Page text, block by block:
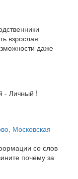
взрослая
даже
- Личный !
Московская
со слов
почему за